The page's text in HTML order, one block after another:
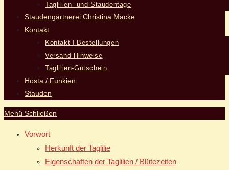
Taglilien- und Staudentage
Staudengärtnerei Christina Macke
Kontakt
Kontakt | Bestellungen
Versand-Hinweise
Taglilien-Gutschein
Hosta / Funkien
Stauden
Menü Schließen
Vorwort
Herkunft der Taglilie
Eigenschaften der Taglilien / Blütezeiten